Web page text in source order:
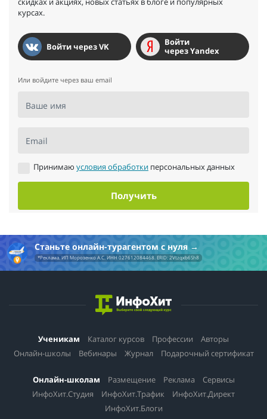
скидках и акциях, новых статьях в блоге и популярных
курсах.
Войти через VK
Войти
через Yandex
Или войдите через ваш email
Ваше имя
Email
Принимаю условия обработки персональных данных
Получить
Станьте онлайн-турагентом с нуля
*Реклама. ИП Морозенко А.С. ИНН 027612084468. ERID: 2Vtzqxb6Sh8
Ученикам Каталог курсов Профессии
Авторы
Онлайн-школы
Вебинары Журнал Подарочный сертификат
Онлайн-школам Размещение Реклама
Сервисы
ИнфоХит.Студия
ИнфоХит.Трафик
ИнфоХит.Директ
ИнфоХит.Блоги